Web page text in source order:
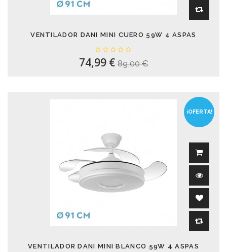
VENTILADOR DANI MINI CUERO 59W 4 ASPAS
74,99 €89,00 €
¡OFERTA!
VENTILADOR DANI MINI BLANCO 59W 4 ASPAS